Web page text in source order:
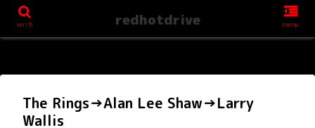
The Rings→Alan Lee Shaw→Larry
Wallis
serch redhotdrive menu